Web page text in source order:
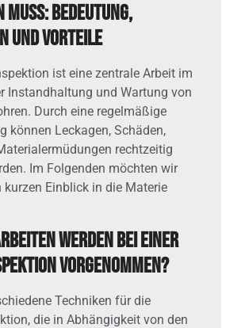
muss: Bedeutung,
und Vorteile
ist eine zentrale Arbeit im
Instandhaltung und Wartung von
Durch eine regelmäßige
können Leckagen, Schäden,
rechtzeitig
Im Folgenden möchten wir
kurzen Einblick in die Materie
werden bei einer
vorgenommen?
Techniken für die
die in Abhängigkeit von den